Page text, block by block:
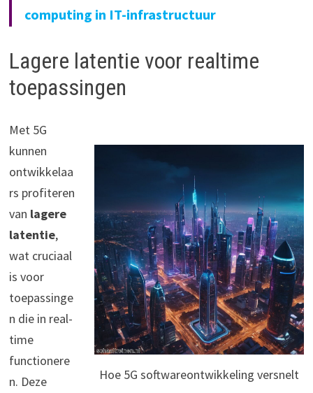
computing in IT-infrastructuur
Lagere latentie voor realtime
toepassingen
Hoe 5G softwareontwikkeling versnelt
Met 5G
kunnen
ontwikkelaa
rs profiteren
van lagere
latentie,
wat cruciaal
is voor
toepassinge
n die in real-
time
functionere
n. Deze